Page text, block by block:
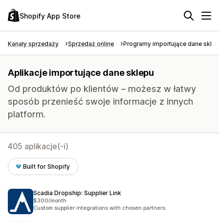
Shopify App Store
Kanały sprzedaży Sprzedaż online Programy importujące dane
Aplikacje importujące dane sklepu
Od produktów po klientów – możesz w łatwy
sposób przenieść swoje informacje z innych
platform.
405 aplikacje(-i)
Built for Shopify
Scadia Dropship: Supplier Link
$300/month
Custom supplier integrations with chosen partners.